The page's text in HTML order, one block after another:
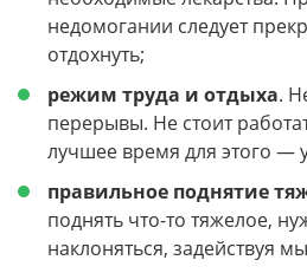
недомогании следует
отдохнуть;
режим труда и отдыха.
перерывы. Не стоит
лучшее время для этого —
правильное поднятие
поднять что-то тяжелое,
наклоняться, задействуя